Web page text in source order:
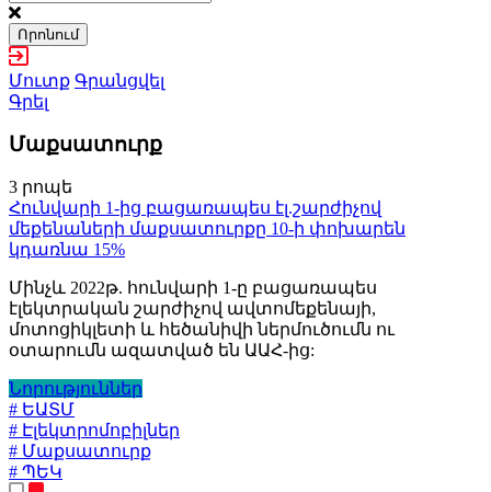
Որոնում
Մուտք Գրանցվել
Գրել
Մաքսատուրք
3 րոպե
Հունվարի 1-ից բացառապես էլ.շարժիչով
մեքենաների մաքսատուրքը 10-ի փոխարեն
կդառնա 15%
Մինչև 2022թ. հունվարի 1-ը բացառապես
էլեկտրական շարժիչով ավտոմեքենայի,
մոտոցիկլետի և հեծանիվի ներմուծումն ու
օտարումն ազատված են ԱԱՀ-ից:
Նորություններ
# ԵԱՏՄ
# Էլեկտրոմոբիլներ
# Մաքսատուրք
# ՊԵԿ